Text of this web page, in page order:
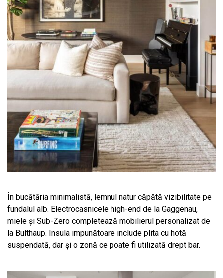
În bucătăria minimalistă, lemnul natur căpătă vizibilitate pe
fundalul alb. Electrocasnicele high-end de la Gaggenau,
miele și Sub-Zero completează mobilierul personalizat de
la Bulthaup. Insula impunătoare include plita cu hotă
suspendată, dar și o zonă ce poate fi utilizată drept bar.